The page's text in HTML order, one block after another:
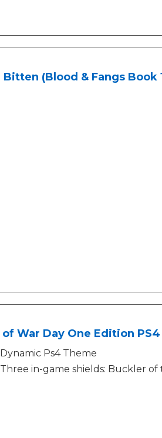
Bitten (Blood & Fangs Book
of War Day One Edition
Dynamic Ps4 Theme
Three in-game shields: Buckler